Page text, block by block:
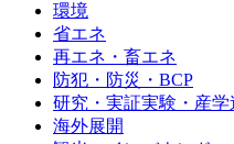
環境
省エネ
再エネ・畜エネ
防犯・防災・BCP
研究・実証実験・産学
海外展開